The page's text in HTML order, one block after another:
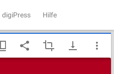
digiPress Hilfe